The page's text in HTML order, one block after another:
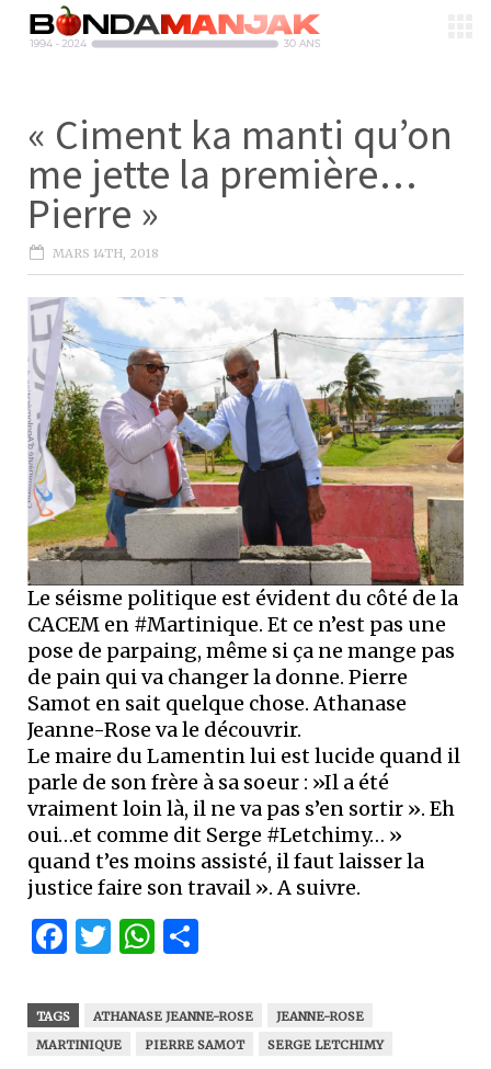
« Ciment ka manti qu’on
me jette la première…
Pierre »
MARS 14TH, 2018
Le séisme politique est évident du côté de la
CACEM en #Martinique. Et ce n’est pas une
pose de parpaing, même si ça ne mange pas
de pain qui va changer la donne. Pierre
Samot en sait quelque chose. Athanase
Jeanne-Rose va le découvrir.
Le maire du Lamentin lui est lucide quand il
parle de son frère à sa soeur : »Il a été
vraiment loin là, il ne va pas s’en sortir ». Eh
oui…et comme dit Serge #Letchimy… »
quand t’es moins assisté, il faut laisser la
justice faire son travail ». A suivre.
Facebook
Twitter
WhatsApp
TAGS ATHANASE JEANNE-ROSE
JEANNE-ROSE
MARTINIQUE
PIERRE SAMOT SERGE LETCHIMY